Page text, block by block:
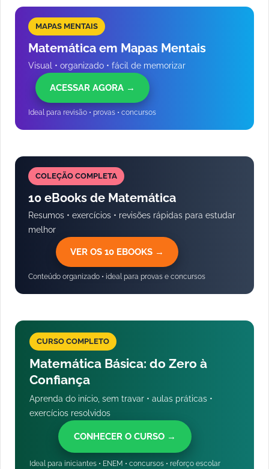
MAPAS MENTAIS
Matemática em Mapas Mentais
Visual • organizado • fácil de memorizar
ACESSAR AGORA →
Ideal para revisão • provas • concursos
COLEÇÃO COMPLETA
10 eBooks de Matemática
Resumos • exercícios • revisões rápidas para estudar
melhor
VER OS 10 EBOOKS →
Conteúdo organizado • ideal para provas e concursos
CURSO COMPLETO
Matemática Básica: do Zero à
Confiança
Aprenda do início, sem travar • aulas práticas •
exercícios resolvidos
CONHECER O CURSO →
Ideal para iniciantes • ENEM • concursos • reforço escolar